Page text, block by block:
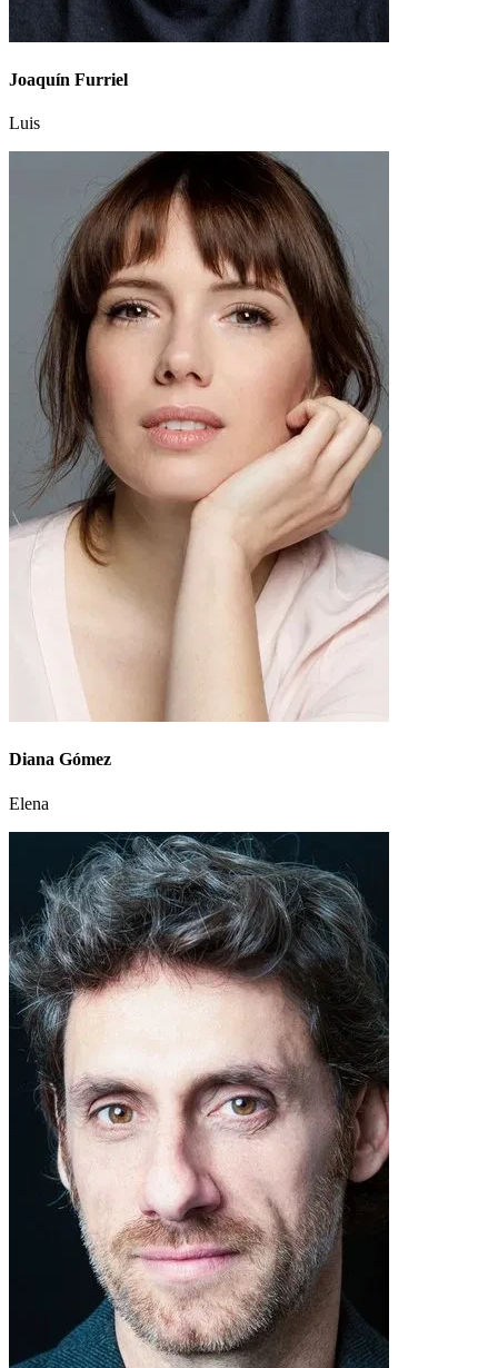
Joaquín Furriel
Luis
Diana Gómez
Elena